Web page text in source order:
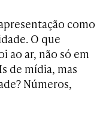
como
O que
ao ar, não só em
de mídia, mas
Números,